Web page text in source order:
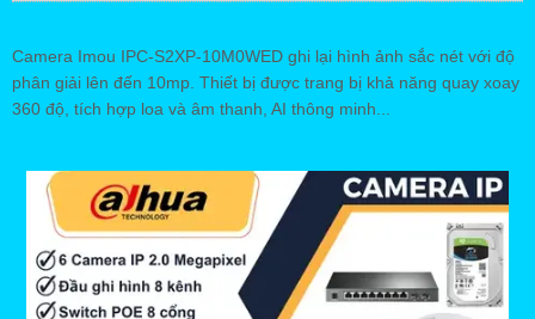
Camera Imou IPC-S2XP-10M0WED ghi lại hình ảnh sắc nét với độ
phân giải lên đến 10mp. Thiết bị được trang bị khả năng quay xoay
360 độ, tích hợp loa và âm thanh, AI thông minh...